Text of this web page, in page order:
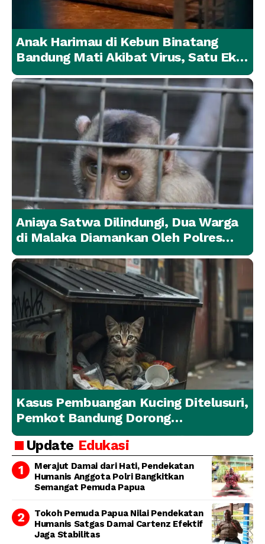
Anak Harimau di Kebun Binatang
Bandung Mati Akibat Virus, Satu Ekor
Lainnya Berangsur Membaik
Aniaya Satwa Dilindungi, Dua Warga
di Malaka Diamankan Oleh Polres
Malaka
Kasus Pembuangan Kucing Ditelusuri,
Pemkot Bandung Dorong
Penanganan Hewan yang
Bertanggung Jawab
Update Edukasi
Merajut Damai dari Hati, Pendekatan
Humanis Anggota Polri Bangkitkan
Semangat Pemuda Papua
Tokoh Pemuda Papua Nilai Pendekatan
Humanis Satgas Damai Cartenz Efektif
Jaga Stabilitas